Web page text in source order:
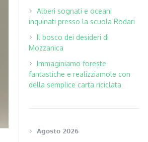
Alberi sognati e oceani
inquinati presso la scuola Rodari
Il bosco dei desideri di
Mozzanica
Immaginiamo foreste
fantastiche e realizziamole con
della semplice carta riciclata
Agosto 2026